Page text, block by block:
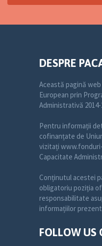
DESPRE
Această pagină
European prin
Administrativă 2014-
Pentru informații
cofinanțate de
vizitați
Capacitate
Conținutul acestei
obligatoriu poziția
responsabilitate
informațiilor
FOLLOW US